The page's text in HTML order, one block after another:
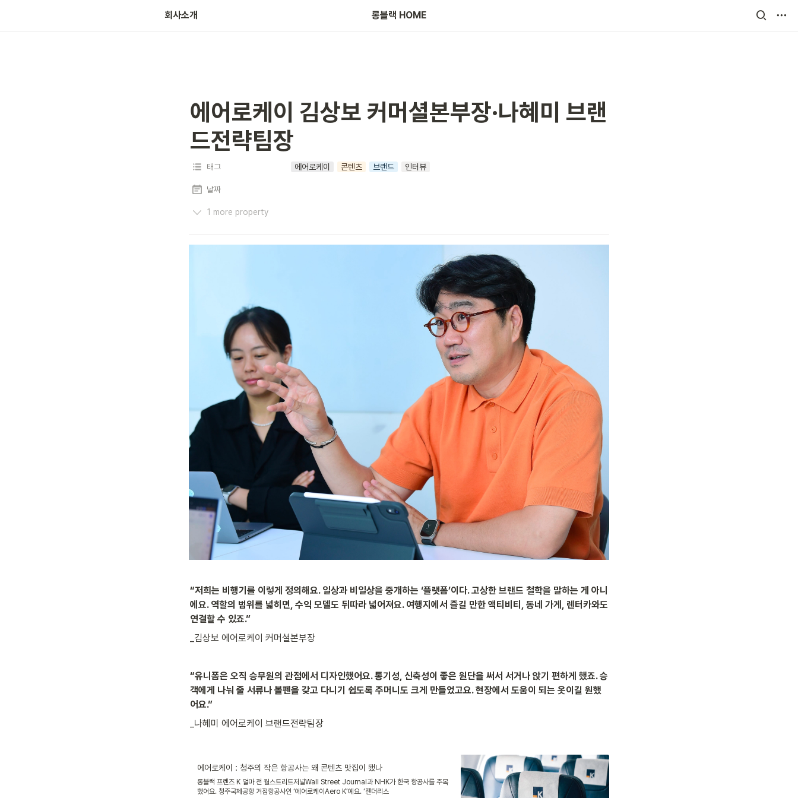
회사소개 롱블랙 HOME
에어로케이 김상보 커머셜본부장·나혜미 브랜
드전략팀장
태그 에어로케이 콘텐츠 브랜드 인터뷰
날짜
1 more property
“저희는 비행기를 이렇게 정의해요. 일상과 비일상을 중개하는 ‘플랫폼’이다. 고상한 브랜드 철학을 말하는 게 아니
에요. 역할의 범위를 넓히면, 수익 모델도 뒤따라 넓어져요. 여행지에서 즐길 만한 액티비티, 동네 가게, 렌터카와도
연결할 수 있죠.”
_김상보 에어로케이 커머셜본부장
“유니폼은 오직 승무원의 관점에서 디자인했어요. 통기성, 신축성이 좋은 원단을 써서 서거나 앉기 편하게 했죠. 승
객에게 나눠 줄 서류나 볼펜을 갖고 다니기 쉽도록 주머니도 크게 만들었고요. 현장에서 도움이 되는 옷이길 원했
어요.”
_나혜미 에어로케이 브랜드전략팀장
에어로케이 : 청주의 작은 항공사는 왜 콘텐츠 맛집이 됐나
롱블랙 프렌즈 K 얼마 전 월스트리트저널Wall Street Journal과 NHK가 한국 항공사를 주목
했어요. 청주국제공항 거점항공사인 ‘에어로케이Aero K’예요. ‘젠더리스